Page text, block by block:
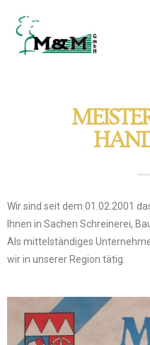
Wir sind seit dem 01.02.2001
Ihnen in Sachen Schreinerei,
Als mittelständiges
wir in unserer Region tätig.